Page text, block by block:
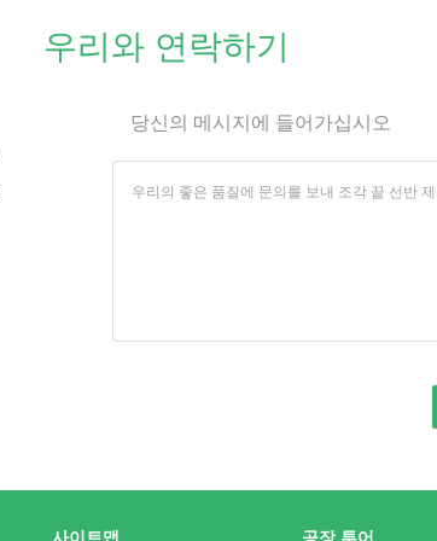
우리와 연락하기
당신의 메시지에 들어가십시오